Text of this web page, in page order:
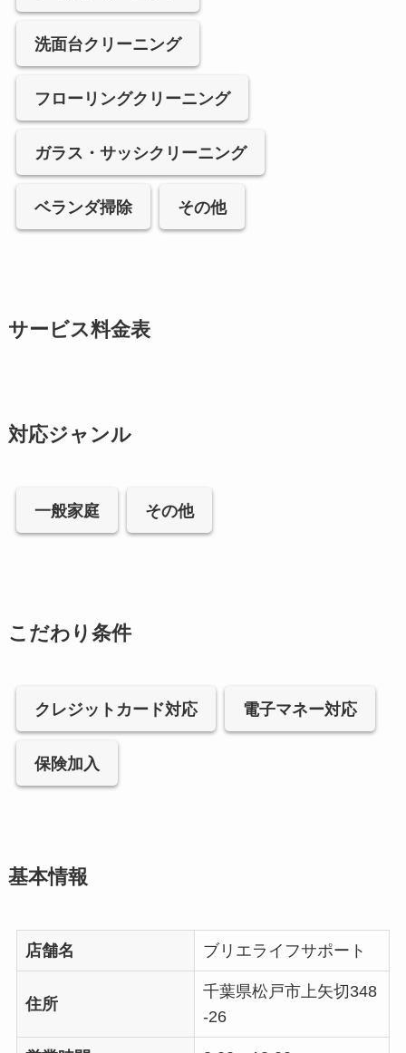
洗面台クリーニング
フローリングクリーニング
ガラス・サッシクリーニング
ベランダ掃除 その他
サービス料金表
対応ジャンル
一般家庭 その他
こだわり条件
クレジットカード対応 電子マネー対応
保険加入
基本情報
店舗名 ブリエライフサポート
住所
千葉県松戸市上矢切348
-26